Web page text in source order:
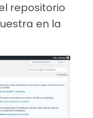
repositorio
en la